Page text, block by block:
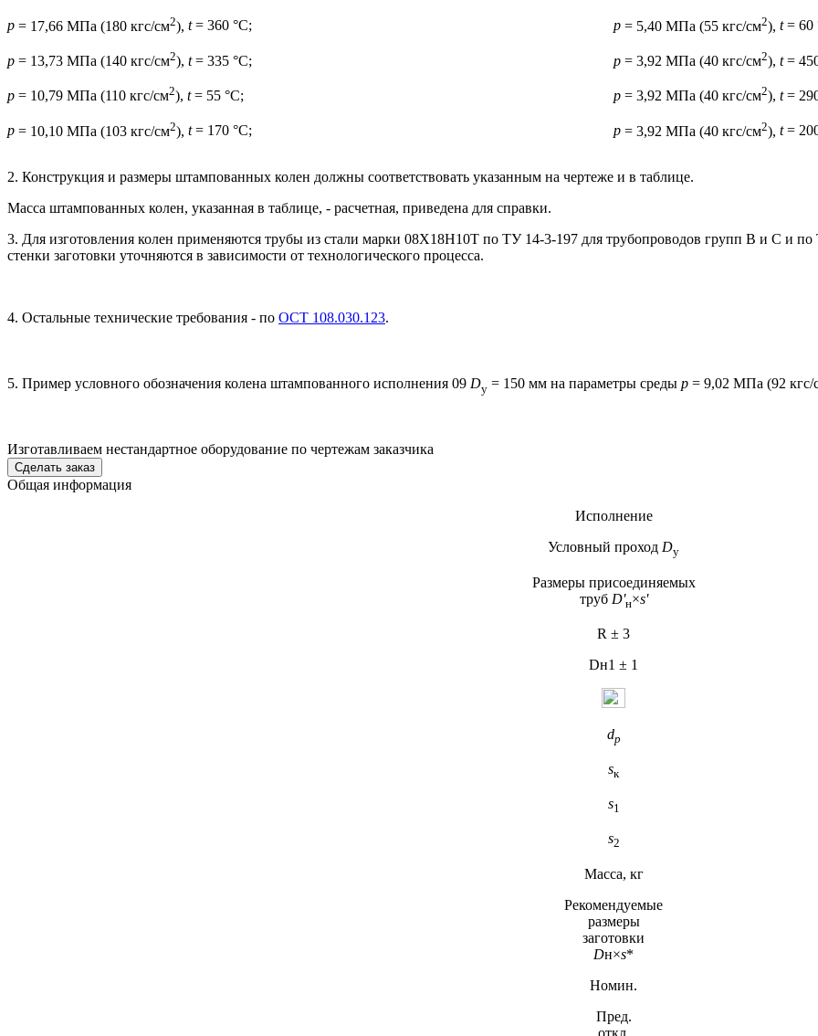
p = 17,66 МПа (180 кгс/см2), t= 360 °С;
p = 13,73 МПа (140 кгс/см2), t= 335 °С;
p = 10,79 МПа (110 кгс/см2), t= 55 °С;
p = 10,10 МПа (103 кгс/см2), t= 170 °С;
p = 5,40 МПа (55 кгс/см2), t= 60
p = 3,92 МПа (40 кгс/см2), t=
p = 3,92 МПа (40 кгс/см2), t=
p = 3,92 МПа (40 кгс/см2), t=
2. Конструкция и размеры штампованных колен должны соответствовать указанным на чертеже и в таблице.
Масса штампованных колен, указанная в таблице, - расчетная, приведена для справки.
3. Для изготовления колен применяются трубы из стали марки 08Х18Н10Т по ТУ 14-3-197 для трубопроводов групп В и С и
стенки заготовки уточняются в зависимости от технологического процесса.
4. Остальные технические требования - по ОСТ 108.030.123.
5. Пример условного обозначения колена штампованного исполнения 09 Dу = 150 мм на параметры среды p = 9,02 МПа (92 кгс/
Изготавливаем нестандартное оборудование по чертежам заказчика
Cделать заказ
Общая информация
Исполнение
Условный проход Dу
Размеры присоединяемых
труб D'н×s'
R ± 3
Dн1 ± 1
dp
sк
s1
s2
Масса, кг
Рекомендуемые
размеры
заготовки
Dн×s*
Номин.
Пред.
откл.